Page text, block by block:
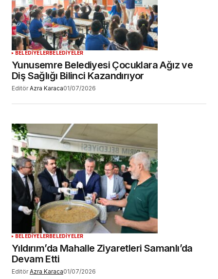
BELEDİYELERBELEDİYELER
Yunusemre Belediyesi Çocuklara Ağız ve
Diş Sağlığı Bilinci Kazandırıyor
Editör Azra Karaca01/07/2026
BELEDİYELERBELEDİYELER
Yıldırım’da Mahalle Ziyaretleri Samanlı’da
Devam Etti
Editör Azra Karaca01/07/2026